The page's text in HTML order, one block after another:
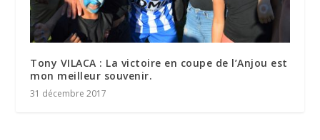
Tony VILACA : La victoire en coupe de l’Anjou est
mon meilleur souvenir.
31 décembre 2017